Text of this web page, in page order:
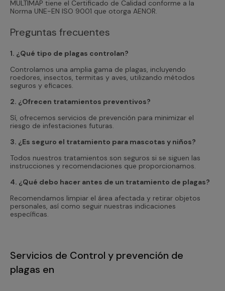
MULTIMAP tiene el Certificado de Calidad conforme a la
Norma UNE-EN ISO 9001 que otorga AENOR.
Preguntas frecuentes
1. ¿Qué tipo de plagas controlan?
Controlamos una amplia gama de plagas, incluyendo
roedores, insectos, termitas y aves, utilizando métodos
seguros y eficaces.
2. ¿Ofrecen tratamientos preventivos?
Sí, ofrecemos servicios de prevención para minimizar el
riesgo de infestaciones futuras.
3. ¿Es seguro el tratamiento para mascotas y niños?
Todos nuestros tratamientos son seguros si se siguen las
instrucciones y recomendaciones que proporcionamos.
4. ¿Qué debo hacer antes de un tratamiento de plagas?
Recomendamos limpiar el área afectada y retirar objetos
personales, así como seguir nuestras indicaciones
específicas.
Servicios de Control y prevención de
plagas en